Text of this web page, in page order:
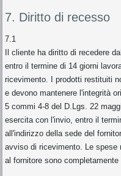
7. Diritto di recesso
7.1
Il cliente ha diritto di recedere
entro il termine di 14 giorni
ricevimento. I prodotti restituiti
e devono mantenere l'integrità
5 commi 4-8 del D.Lgs. 22
esercita con l'invio, entro il
all'indirizzo della sede del
avviso di ricevimento. Le spese
al fornitore sono completamente